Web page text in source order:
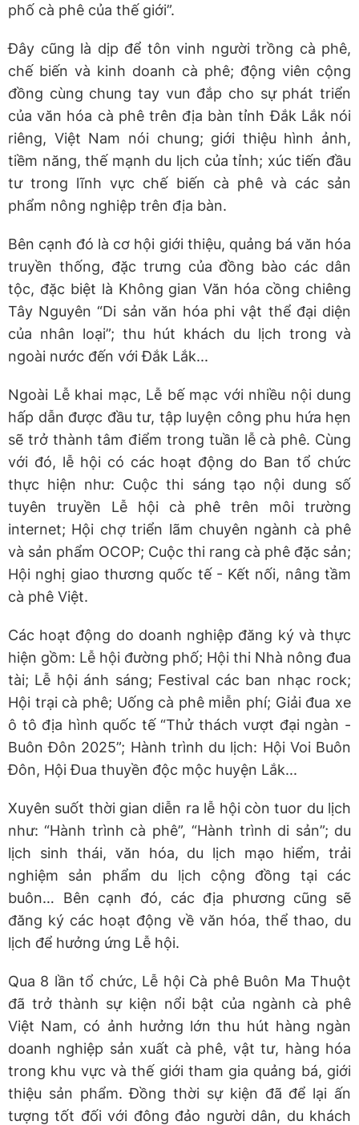
phố cà phê của thế giới”.
Đây cũng là dịp để tôn vinh người trồng cà phê,
chế biến và kinh doanh cà phê; động viên cộng
đồng cùng chung tay vun đắp cho sự phát triển
của văn hóa cà phê trên địa bàn tỉnh Đắk Lắk nói
riêng, Việt Nam nói chung; giới thiệu hình ảnh,
tiềm năng, thế mạnh du lịch của tỉnh; xúc tiến đầu
tư trong lĩnh vực chế biến cà phê và các sản
phẩm nông nghiệp trên địa bàn.
Bên cạnh đó là cơ hội giới thiệu, quảng bá văn hóa
truyền thống, đặc trưng của đồng bào các dân
tộc, đặc biệt là Không gian Văn hóa cồng chiêng
Tây Nguyên “Di sản văn hóa phi vật thể đại diện
của nhân loại”; thu hút khách du lịch trong và
ngoài nước đến với Đắk Lắk...
Ngoài Lễ khai mạc, Lễ bế mạc với nhiều nội dung
hấp dẫn được đầu tư, tập luyện công phu hứa hẹn
sẽ trở thành tâm điểm trong tuần lễ cà phê. Cùng
với đó, lễ hội có các hoạt động do Ban tổ chức
thực hiện như: Cuộc thi sáng tạo nội dung số
tuyên truyền Lễ hội cà phê trên môi trường
internet; Hội chợ triển lãm chuyên ngành cà phê
và sản phẩm OCOP; Cuộc thi rang cà phê đặc sản;
Hội nghị giao thương quốc tế - Kết nối, nâng tầm
cà phê Việt.
Các hoạt động do doanh nghiệp đăng ký và thực
hiện gồm: Lễ hội đường phố; Hội thi Nhà nông đua
tài; Lễ hội ánh sáng; Festival các ban nhạc rock;
Hội trại cà phê; Uống cà phê miễn phí; Giải đua xe
ô tô địa hình quốc tế “Thử thách vượt đại ngàn -
Buôn Đôn 2025”; Hành trình du lịch: Hội Voi Buôn
Đôn, Hội Đua thuyền độc mộc huyện Lắk...
Xuyên suốt thời gian diễn ra lễ hội còn tuor du lịch
như: “Hành trình cà phê”, “Hành trình di sản”; du
lịch sinh thái, văn hóa, du lịch mạo hiểm, trải
nghiệm sản phẩm du lịch cộng đồng tại các
buôn… Bên cạnh đó, các địa phương cũng sẽ
đăng ký các hoạt động về văn hóa, thể thao, du
lịch để hưởng ứng Lễ hội.
Qua 8 lần tổ chức, Lễ hội Cà phê Buôn Ma Thuột
đã trở thành sự kiện nổi bật của ngành cà phê
Việt Nam, có ảnh hưởng lớn thu hút hàng ngàn
doanh nghiệp sản xuất cà phê, vật tư, hàng hóa
trong khu vực và thế giới tham gia quảng bá, giới
thiệu sản phẩm. Đồng thời sự kiện đã để lại ấn
tượng tốt đối với đông đảo người dân, du khách